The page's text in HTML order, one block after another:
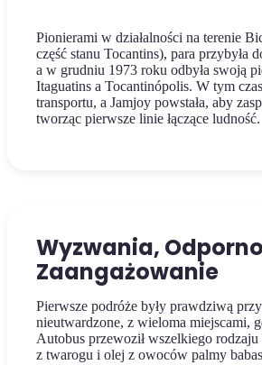
Pionierami w działalności na terenie
część stanu Tocantins), para przybyła
a w grudniu 1973 roku odbyła swoją
Itaguatins a Tocantinópolis. W tym
transportu, a Jamjoy powstała, aby
tworząc pierwsze linie łączące ludność.
Wyzwania,
Zaangażowanie
Pierwsze podróże były prawdziwą
nieutwardzone, z wieloma miejscami,
Autobus przewoził wszelkiego
z twarogu i olej z owoców palmy